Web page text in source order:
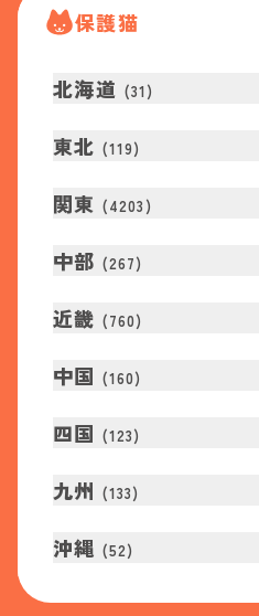
保護猫
北海道 (31 )
東北 (119)
関東 (4203 )
中部 (267)
近畿 (760)
中国 (160)
四国 (123)
九州 (133)
沖縄 (52)